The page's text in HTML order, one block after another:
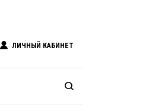
ЛИЧНЫЙ КАБИНЕТ